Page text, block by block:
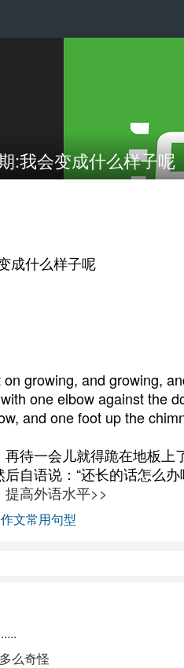
:我会变成什么样子呢
成什么样子呢
growing, and growing,
one elbow against the
and one foot up the
待一会儿就得跪在地板
自语说：“还长的话怎么
高外语水平>>
文常用句型
么奇怪